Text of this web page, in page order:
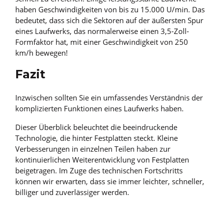
haben Geschwindigkeiten von bis zu 15.000 U/min. Das
bedeutet, dass sich die Sektoren auf der äußersten Spur
eines Laufwerks, das normalerweise einen 3,5-Zoll-
Formfaktor hat, mit einer Geschwindigkeit von 250
km/h bewegen!
Fazit
Inzwischen sollten Sie ein umfassendes Verständnis der
komplizierten Funktionen eines Laufwerks haben.
Dieser Überblick beleuchtet die beeindruckende
Technologie, die hinter Festplatten steckt. Kleine
Verbesserungen in einzelnen Teilen haben zur
kontinuierlichen Weiterentwicklung von Festplatten
beigetragen. Im Zuge des technischen Fortschritts
können wir erwarten, dass sie immer leichter, schneller,
billiger und zuverlässiger werden.